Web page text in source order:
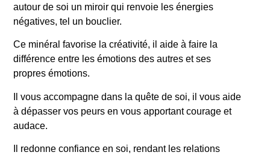
autour de soi un miroir qui renvoie les énergies
négatives, tel un bouclier.
Ce minéral favorise la créativité, il aide à faire la
différence entre les émotions des autres et ses
propres émotions.
Il vous accompagne dans la quête de soi, il vous aide
à dépasser vos peurs en vous apportant courage et
audace.
Il redonne confiance en soi, rendant les relations